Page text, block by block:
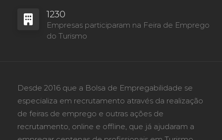
1230
Empresas participaram na Feira de Emprego
do Turismo
Desde 2016 que a Bolsa de Empregabilidade se
especializa em recrutamento através da realização
de feiras de emprego e outras ações de
recrutamento, online e offline, que já ajudaram a